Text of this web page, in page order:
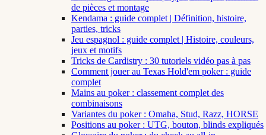
de pièces et montage
Kendama : guide complet | Définition, histoire,
parties, tricks
Jeu espagnol : guide complet | Histoire, couleurs,
jeux et motifs
Tricks de Cardistry : 30 tutoriels vidéo pas à pas
Comment jouer au Texas Hold'em poker : guide
complet
Mains au poker : classement complet des
combinaisons
Variantes du poker : Omaha, Stud, Razz, HORSE
Positions au poker : UTG, bouton, blinds expliqués